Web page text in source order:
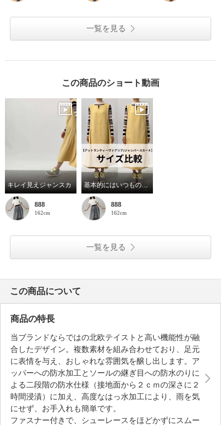
一覧を見る
この商品のショート動画
キレイ見えジャンスカ
888
162cm
基本的にはいつものサイズで！
888
162cm
一覧を見る
この商品について
商品の特長
当ブランドならではの北欧テイストと高い機能性が融
合したデザイン。複数素材を組み合わせており、足元
に表情を与え、おしゃれな雰囲気を醸し出します。ア
ッパーへの防水加工とソールの継ぎ目への防水のりに
よる二段階の防水仕様（接地面から２ｃｍの深さに２
時間浸漬）に加え、高度なはっ水加工により、雨を気
にせず、お手入れも簡単です。
ファスナー付きで、シューレースをほどかずにスムー